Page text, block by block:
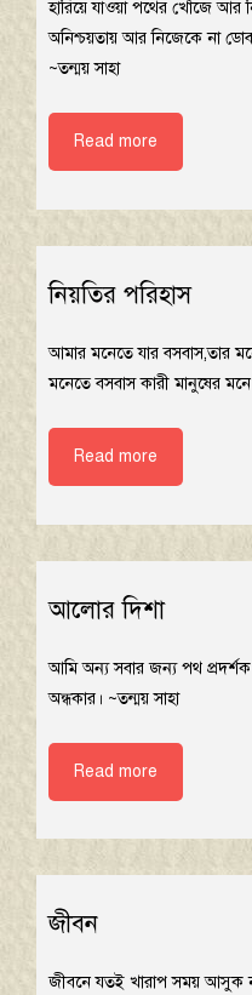
হারিয়ে যাওয়া পথের খোঁজে আর
অনিশ্চয়তায় আর নিজেকে না
~তন্ময় সাহা
Read more
নিয়তির পরিহাস
আমার মনেতে যার বসবাস,তার
মনেতে বসবাস কারী মানুষের
Read more
আলোর দিশা
আমি অন্য সবার জন্য পথ
অন্ধকার। ~তন্ময় সাহা
Read more
জীবন
জীবনে যতই খারাপ সময় আসুক